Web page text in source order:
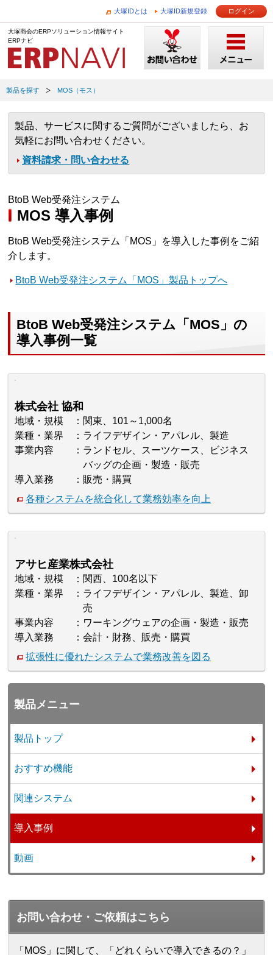
大塚IDとは 大塚ID新規登録 ログイン
大塚商会のERPソリューション情報サイト
ERPナビ
製品を探す MOS（モス）
製品、サービスに関するご質問がございましたら、お
気軽にお問い合わせください。
資料請求・問い合わせる
BtoB Web受発注システム
MOS 導入事例
BtoB Web受発注システム「MOS」を導入した事例をご紹
介します。
BtoB Web受発注システム「MOS」製品トップへ
BtoB Web受発注システム「MOS」の
導入事例一覧
株式会社 協和
地域・規模
関東、101～1,000名
業種・業界
ライフデザイン・アパレル、製造
事業内容
ランドセル、スーツケース、ビジネス
バッグの企画・製造・販売
導入業務
販売・購買
各種システムを統合化して業務効率を向上
アサヒ産業株式会社
地域・規模
関西、100名以下
業種・業界
ライフデザイン・アパレル、製造、卸
売
事業内容
ワーキングウェアの企画・製造・販売
導入業務
会計・財務、販売・購買
拡張性に優れたシステムで業務改善を図る
製品メニュー
製品トップ
おすすめ機能
関連システム
導入事例
動画
お問い合わせ・ご依頼はこちら
「MOS」に関して、「どれくらいで導入できるの？」